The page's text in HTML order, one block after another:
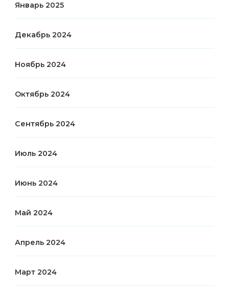
Январь 2025
Декабрь 2024
Ноябрь 2024
Октябрь 2024
Сентябрь 2024
Июль 2024
Июнь 2024
Май 2024
Апрель 2024
Март 2024